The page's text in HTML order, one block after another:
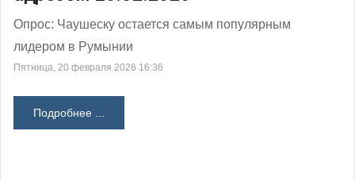
Опрос: Чаушеску остается самым популярным
лидером в Румынии
Пятница, 20 февраля 2026 16:36
Подробнее ...